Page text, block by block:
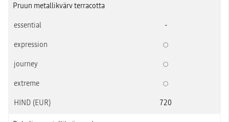
Pruun metallikvärv terracotta
-
720